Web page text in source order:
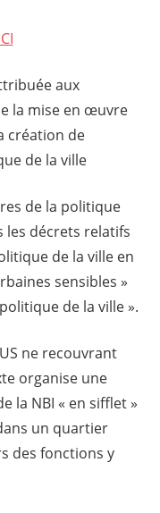
aux
la mise en œuvre
création de
de la ville
de la politique
les décrets relatifs
de la ville en
sensibles »
de la ville ».
ne recouvrant
organise une
la NBI « en sifflet »
un quartier
des fonctions y